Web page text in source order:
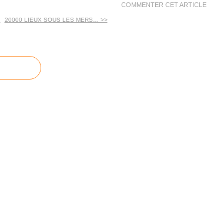
COMMENTER CET ARTICLE
20000 LIEUX SOUS LES MERS… >>